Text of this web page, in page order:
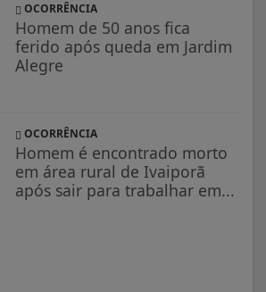
OCORRÊNCIA
Homem de 50 anos fica
ferido após queda em Jardim
Alegre
OCORRÊNCIA
Homem é encontrado morto
em área rural de Ivaiporã
após sair para trabalhar em...